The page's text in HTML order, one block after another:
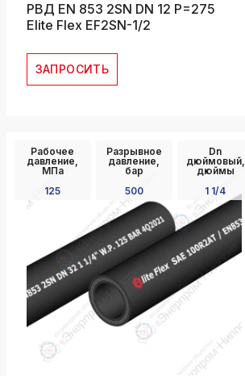
РВД EN 853 2SN DN 12 P=275
Elite Flex EF2SN-1/2
ЗАПРОСИТЬ
Рабочее
давление,
МПа
125
Разрывное
давление,
бар
500
Dn
дюймовый,
дюймы
1 1/4